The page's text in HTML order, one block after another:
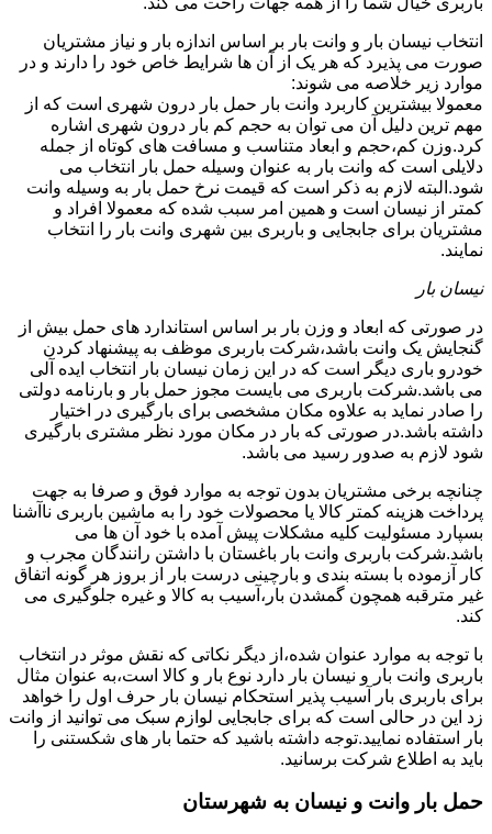
انتخاب نیسان بار و وانت بار بر اساس اندازه بار و نیاز مشتریان
صورت می پذیرد که هر یک از آن ها شرایط خاص خود را دارند و در
موارد زیر خلاصه می شوند:
معمولا بیشترین کاربرد وانت بار حمل بار درون شهری است که از
مهم ترین دلیل آن می توان به حجم کم بار درون شهری اشاره
کرد.وزن کم،حجم و ابعاد متناسب و مسافت های کوتاه از جمله
دلایلی است که وانت بار به عنوان وسیله حمل بار انتخاب می
شود.البته لازم به ذکر است که قیمت نرخ حمل بار به وسیله وانت
کمتر از نیسان است و همین امر سبب شده که معمولا افراد و
مشتریان برای جابجایی و باربری بین شهری وانت بار را انتخاب
نمایند.
نیسان بار
در صورتی که ابعاد و وزن بار بر اساس استاندارد های حمل بیش از
گنجایش یک وانت باشد،شرکت باربری موظف به پیشنهاد کردن
خودرو باری دیگر است که در این زمان نیسان بار انتخاب ایده آلی
می باشد.شرکت باربری می بایست مجوز حمل بار و بارنامه دولتی
را صادر نماید به علاوه مکان مشخصی برای بارگیری در اختیار
داشته باشد.در صورتی که بار در مکان مورد نظر مشتری بارگیری
شود لازم به صدور رسید می باشد.
چنانچه برخی مشتریان بدون توجه به موارد فوق و صرفا به جهت
پرداخت هزینه کمتر کالا یا محصولات خود را به ماشین باربری ناآشنا
بسپارد مسئولیت کلیه مشکلات پیش آمده با خود آن ها می
باشد.شرکت باربری وانت بار باغستان با داشتن رانندگان مجرب و
کار آزموده با بسته بندی و بارچینی درست بار از بروز هر گونه اتفاق
غیر مترقبه همچون گمشدن بار،آسیب به کالا و غیره جلوگیری می
کند.
با توجه به موارد عنوان شده،از دیگر نکاتی که نقش موثر در انتخاب
باربری وانت بار و نیسان بار دارد نوع بار و کالا است،به عنوان مثال
برای باربری بار آسیب پذیر استحکام نیسان بار حرف اول را خواهد
زد این در حالی است که برای جابجایی لوازم سبک می توانید از وانت
بار استفاده نمایید.توجه داشته باشید که حتما بار های شکستنی را
باید به اطلاع شرکت برسانید.
حمل بار وانت و نیسان به شهرستان